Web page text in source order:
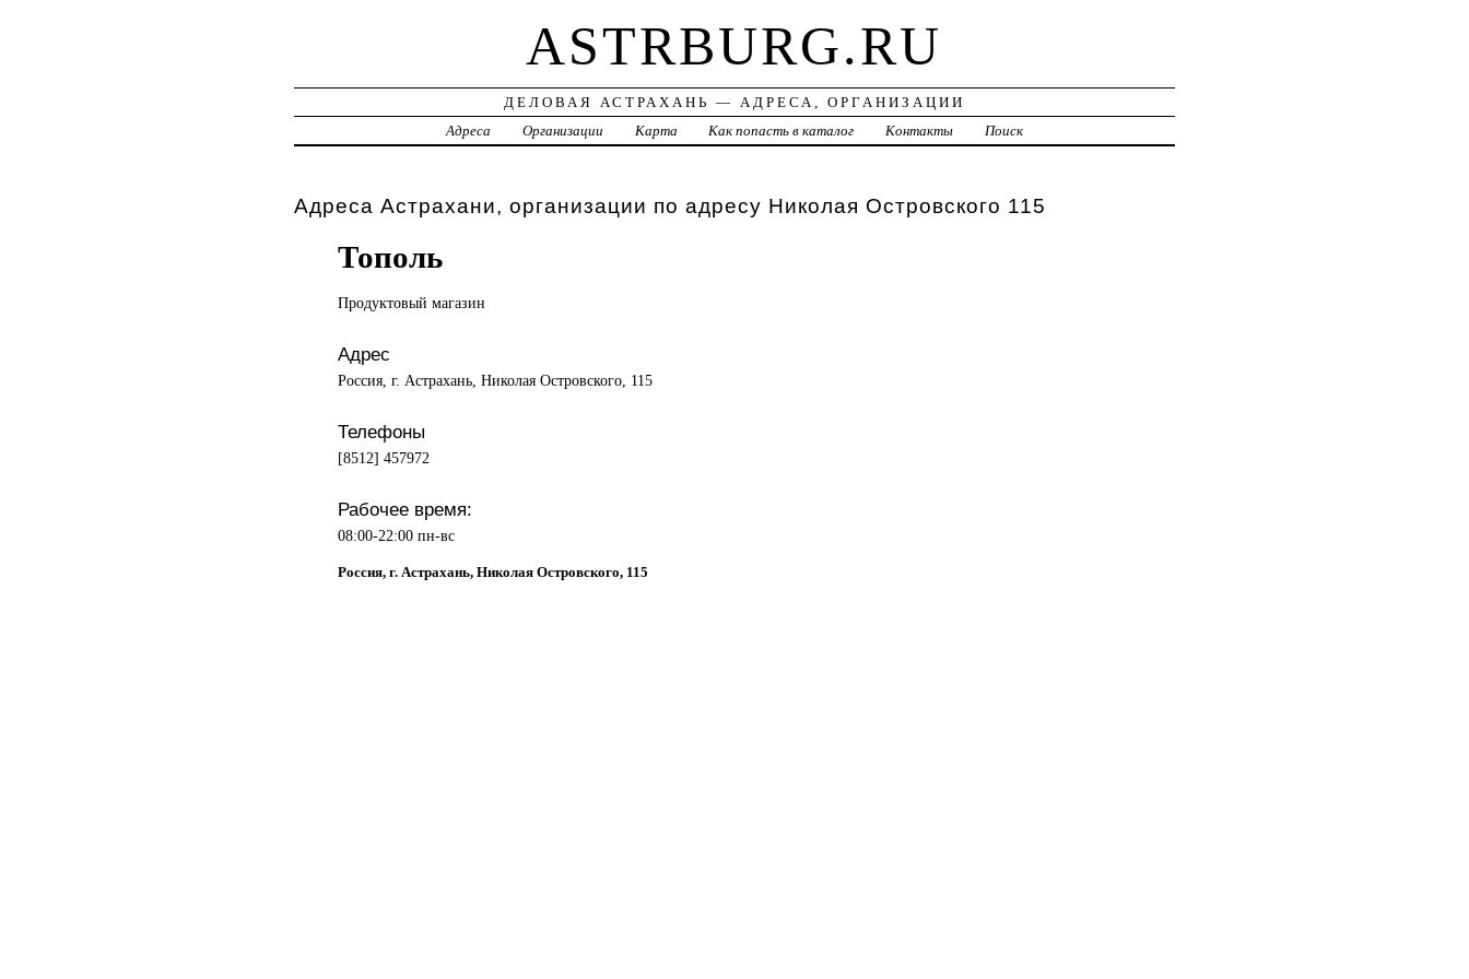
ASTRBURG.RU
ДЕЛОВАЯ АСТРАХАНЬ — АДРЕСА, ОРГАНИЗАЦИИ
Адреса
Организации Карта Как попасть в каталог Контакты Поиск
Адреса Астрахани, организации по адресу Николая Островского 115
Тополь
Продуктовый магазин
Адрес
Россия, г. Астрахань, Николая Островского, 115
Телефоны
[8512] 457972
Рабочее время:
08:00-22:00 пн-вс
Россия, г. Астрахань, Николая Островского, 115